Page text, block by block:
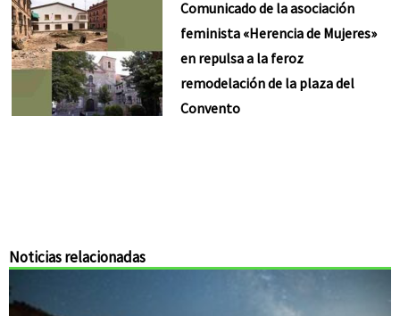
Comunicado de la asociación
feminista «Herencia de Mujeres»
en repulsa a la feroz
remodelación de la plaza del
Convento
Noticias relacionadas